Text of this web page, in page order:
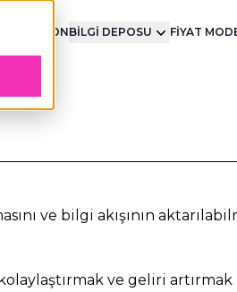
BİLGİ DEPOSU FİYAT
ve bilgi akışının
ve geliri artırmak